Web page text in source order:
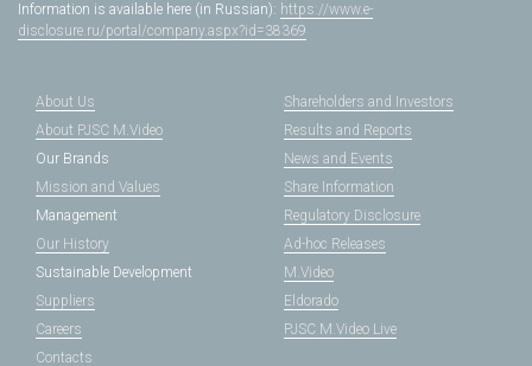
Information is available here (in Russian): https://www.e-
disclosure.ru/portal/company.aspx?id=38369
About Us
About PJSC M.Video
Our Brands
Mission and Values
Management
Our History
Shareholders and Investors
Results and Reports
News and Events
Share Information
Regulatory Disclosure
Ad-hoc Releases
Sustainable Development
Suppliers
Careers
Contacts
M.Video
Eldorado
PJSC M.Video Live